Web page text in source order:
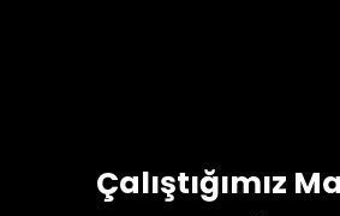
Çalıştığımız